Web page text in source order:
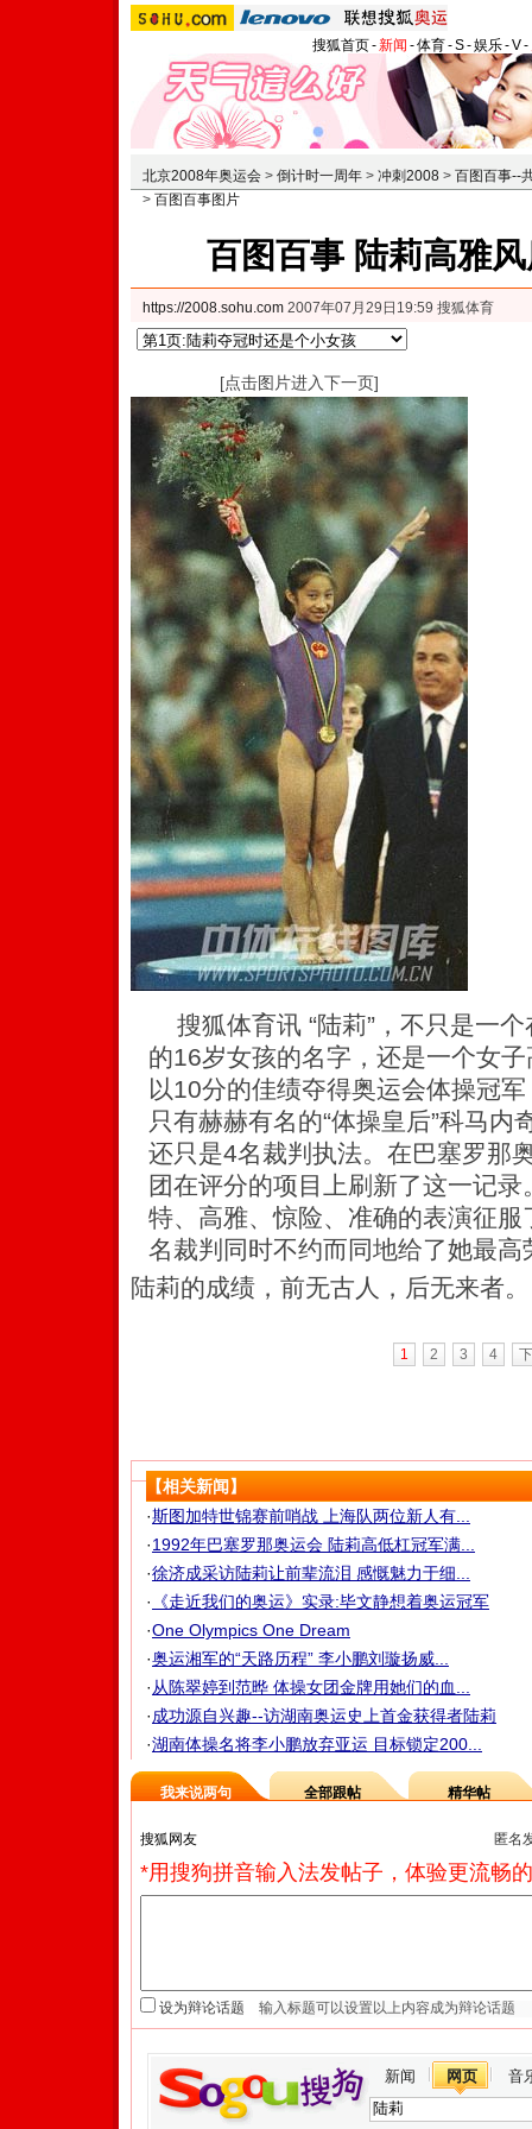
搜狐首页-新闻 -体育-S-娱乐-V-
北京2008年奥运会 > 倒计时一周年 > 冲刺2008 > 百图百事--
> 百图百事图片
百图百事 陆莉高雅
https://2008.sohu.com 2007年07月29日19:59 搜狐体育
[点击图片进入下一页]
搜狐体育讯 “陆莉”，不只是一
的16岁女孩的名字，还是一个女
以10分的佳绩夺得奥运会体操冠
只有赫赫有名的“体操皇后”科马
还只是4名裁判执法。在巴塞罗那
团在评分的项目上刷新了这一记
特、高雅、惊险、准确的表演征
名裁判同时不约而同地给了她最高
陆莉的成绩，前无古人，后无来者。
1 2 3 4
【相关新闻】
·斯图加特世锦赛前哨战 上海队两位新人有...
·1992年巴塞罗那奥运会 陆莉高低杠冠军满...
·徐济成采访陆莉让前辈流泪 感慨魅力于细...
·
《走近我们的奥运》实录:毕文静想着奥运冠军
·One Olympics One Dream
·奥运湘军的“天路历程” 李小鹏刘璇扬威...
· 从陈翠婷到范晔 体操女团金牌用她们的血...
·成功源自兴趣--访湖南奥运史上首金获得者陆莉
·湖南体操名将李小鹏放弃亚运 目标锁定200...
我来说两句 全部跟帖 精华帖
匿名
*用搜狗拼音输入法发帖子，体验更流畅
设为辩论话题
新闻 网页 音